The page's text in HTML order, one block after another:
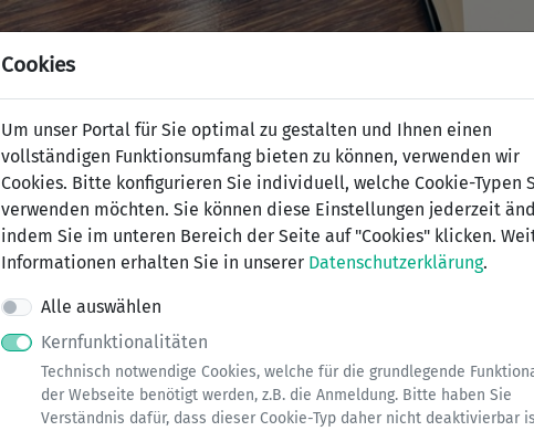
Cookies
Um unser Portal für Sie optimal zu gestalten und Ihnen einen
vollständigen Funktionsumfang bieten zu können, verwenden wir
Cookies. Bitte konfigurieren Sie individuell, welche Cookie-Typen
verwenden möchten. Sie können diese Einstellungen jederzeit
indem Sie im unteren Bereich der Seite auf "Cookies" klicken.
Informationen erhalten Sie in unserer Datenschutzerklärung.
Alle auswählen
Kernfunktionalitäten
Technisch notwendige Cookies, welche für die grundlegende
der Webseite benötigt werden, z.B. die Anmeldung. Bitte haben Sie
Verständnis dafür, dass dieser Cookie-Typ daher nicht deaktivierbar